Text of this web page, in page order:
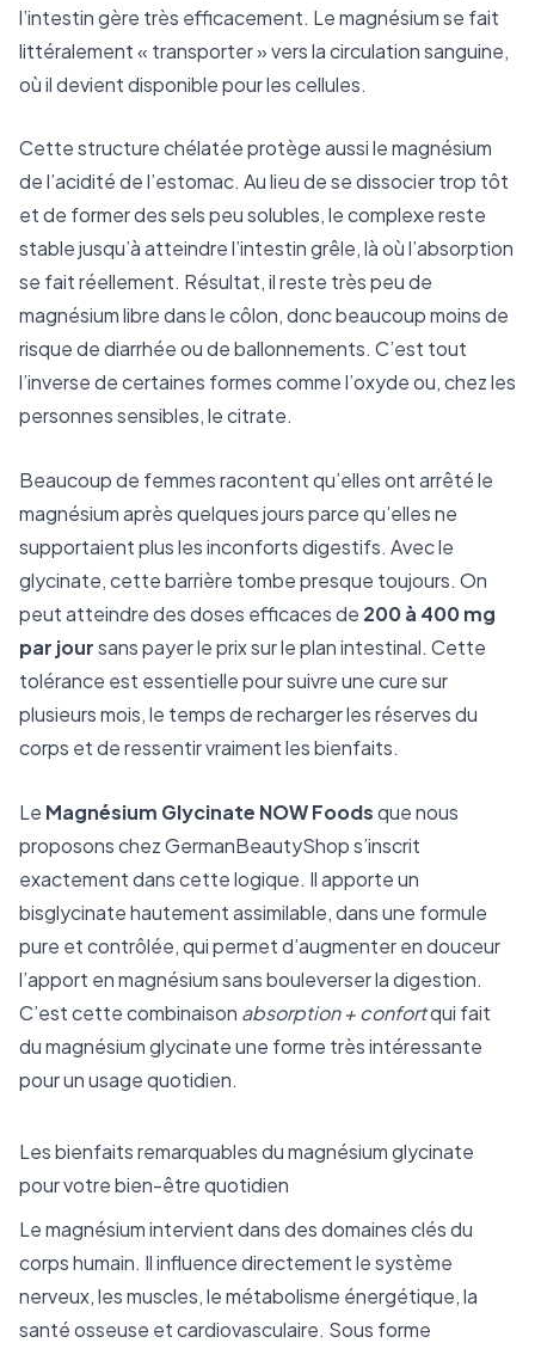
l’intestin gère très efficacement. Le magnésium se fait
littéralement « transporter » vers la circulation sanguine,
où il devient disponible pour les cellules.
Cette structure chélatée protège aussi le magnésium
de l’acidité de l’estomac. Au lieu de se dissocier trop tôt
et de former des sels peu solubles, le complexe reste
stable jusqu’à atteindre l’intestin grêle, là où l’absorption
se fait réellement. Résultat, il reste très peu de
magnésium libre dans le côlon, donc beaucoup moins de
risque de diarrhée ou de ballonnements. C’est tout
l’inverse de certaines formes comme l’oxyde ou, chez les
personnes sensibles, le citrate.
Beaucoup de femmes racontent qu’elles ont arrêté le
magnésium après quelques jours parce qu’elles ne
supportaient plus les inconforts digestifs. Avec le
glycinate, cette barrière tombe presque toujours. On
peut atteindre des doses efficaces de 200 à 400 mg
par joursans payer le prix sur le plan intestinal. Cette
tolérance est essentielle pour suivre une cure sur
plusieurs mois, le temps de recharger les réserves du
corps et de ressentir vraiment les bienfaits.
Le Magnésium Glycinate NOW Foodsque nous
proposons chez GermanBeautyShop s’inscrit
exactement dans cette logique. Il apporte un
bisglycinate hautement assimilable, dans une formule
pure et contrôlée, qui permet d’augmenter en douceur
l’apport en magnésium sans bouleverser la digestion.
C’est cette combinaison absorption + confortqui fait
du magnésium glycinate une forme très intéressante
pour un usage quotidien.
Les bienfaits remarquables du magnésium glycinate
pour votre bien-être quotidien
Le magnésium intervient dans des domaines clés du
corps humain. Il influence directement le système
nerveux, les muscles, le métabolisme énergétique, la
santé osseuse et cardiovasculaire. Sous forme